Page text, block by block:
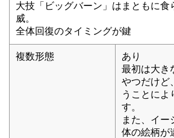
大技「ビッグバーン」はまともに食
威。
全体回復のタイミングが鍵
複数形態
あり
最初は大き
やつだけど
うことによ
す。
また、イー
体の絵柄が